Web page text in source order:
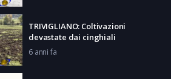
TRIVIGLIANO: Coltivazioni
devastate dai cinghiali
6 anni fa